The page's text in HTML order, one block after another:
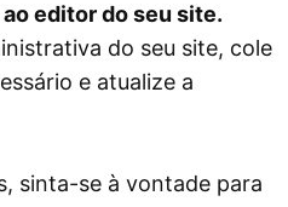
editor do seu site.
do seu site, cole
e atualize a
sinta-se à vontade para